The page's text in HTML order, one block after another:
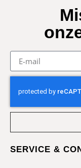
SERVICE &